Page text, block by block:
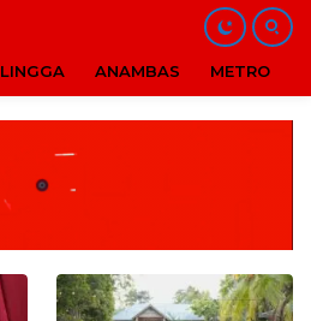
LINGGA ANAMBAS METRO